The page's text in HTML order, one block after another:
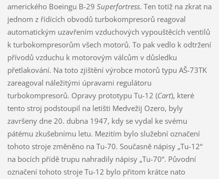
amerického Boeingu B-29 Superfortress. Ten totiž na zkrat na
jednom z řídících obvodů turbokompresorů reagoval
automatickým uzavřením vzduchových vypouštěcích ventilů
k turbokompresorům všech motorů. To pak vedlo k odtržení
přívodů vzduchu k motorovým válcům v důsledku
přetlakování. Na toto zjištění výrobce motorů typu AŠ-73TK
zareagoval náležitými úpravami regulátoru
turbokompresorů. Opravy prototypu Tu-12 (Cart), které
tento stroj podstoupil na letišti Medvežij Ozero, byly
završeny dne 20. dubna 1947, kdy se vydal ke svému
pátému zkušebnímu letu. Mezitím bylo služební označení
tohoto stroje změněno na Tu-70. Současně nápisy „Tu-12“
na bocích přídě trupu nahradily nápisy „Tu-70“. Původní
označení tohoto stroje Tu-12 bylo přitom krátce nato